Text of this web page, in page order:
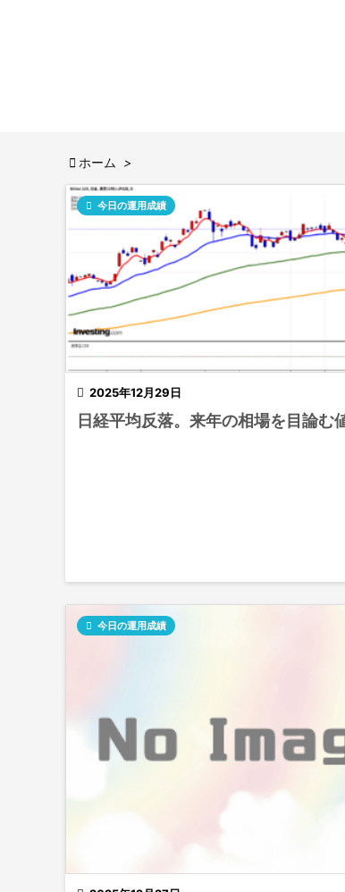
 ホーム >
 2025年12月29日
 今日の運用成績
日経平均反落。来年の相場を目論む
 今日の運用成績